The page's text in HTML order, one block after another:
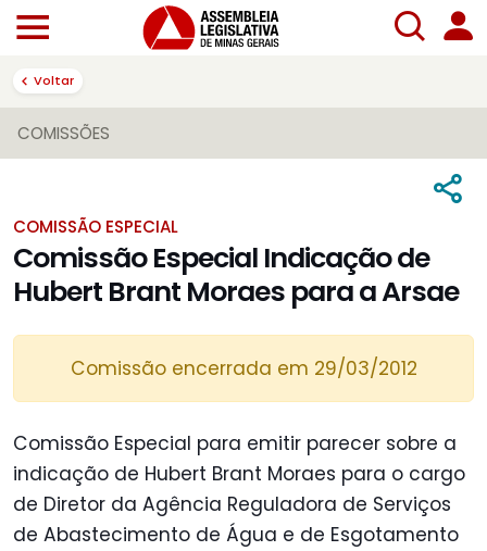
Voltar
COMISSÕES
COMISSÃO ESPECIAL
Comissão Especial Indicação de
Hubert Brant Moraes para a Arsae
Comissão encerrada em 29/03/2012
Comissão Especial para emitir parecer sobre a
indicação de Hubert Brant Moraes para o cargo
de Diretor da Agência Reguladora de Serviços
de Abastecimento de Água e de Esgotamento